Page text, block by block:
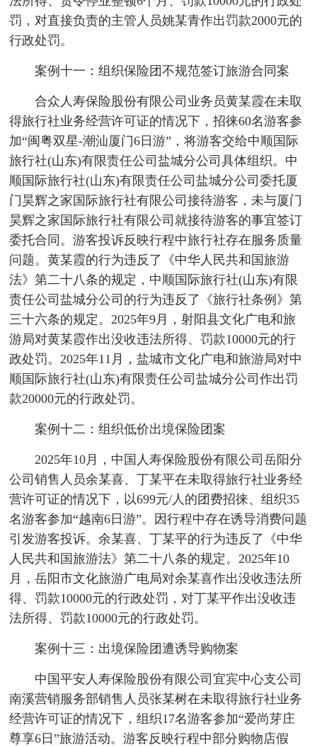
罚，对直接负责的主管人员姚某青作出罚款2000元的
行政处罚。
案例十一：组织保险团不规范签订旅游合同案
合众人寿保险股份有限公司业务员黄某霞在未取
得旅行社业务经营许可证的情况下，招徕60名游客参
加“闽粤双星-潮汕厦门6日游”，将游客交给中顺国际
旅行社(山东)有限责任公司盐城分公司具体组织。中
顺国际旅行社(山东)有限责任公司盐城分公司委托厦
门昊辉之家国际旅行社有限公司接待游客，未与厦门
昊辉之家国际旅行社有限公司就接待游客的事宜签订
委托合同。游客投诉反映行程中旅行社存在服务质量
问题。黄某霞的行为违反了《中华人民共和国旅游
法》第二十八条的规定，中顺国际旅行社(山东)有限
责任公司盐城分公司的行为违反了《旅行社条例》第
三十六条的规定。2025年9月，射阳县文化广电和旅
游局对黄某霞作出没收违法所得、罚款10000元的行
政处罚。2025年11月，盐城市文化广电和旅游局对中
顺国际旅行社(山东)有限责任公司盐城分公司作出罚
款20000元的行政处罚。
案例十二：组织低价出境保险团案
2025年10月，中国人寿保险股份有限公司岳阳分
公司销售人员余某喜、丁某平在未取得旅行社业务经
营许可证的情况下，以699元/人的团费招徕、组织35
名游客参加“越南6日游”。因行程中存在诱导消费问题
引发游客投诉。余某喜、丁某平的行为违反了《中华
人民共和国旅游法》第二十八条的规定。2025年10
月，岳阳市文化旅游广电局对余某喜作出没收违法所
得、罚款10000元的行政处罚，对丁某平作出没收违
法所得、罚款10000元的行政处罚。
案例十三：出境保险团遭诱导购物案
中国平安人寿保险股份有限公司宜宾中心支公司
南溪营销服务部销售人员张某树在未取得旅行社业务
经营许可证的情况下，组织17名游客参加“爱尚芽庄
尊享6日”旅游活动。游客反映行程中部分购物店假